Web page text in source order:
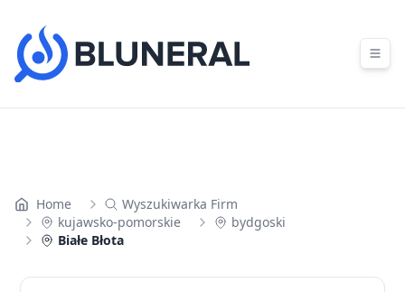
Home
Wyszukiwarka Firm
kujawsko-pomorskie
bydgoski
Białe Błota